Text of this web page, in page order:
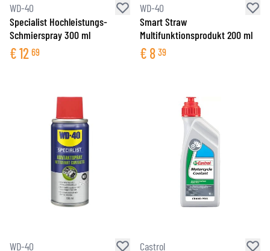
WD-40
Specialist Hochleistungs-
Schmierspray 300 ml
€12 69
WD-40
Smart Straw
Multifunktionsprodukt 200 ml
€ 8 39
WD-40
Castrol